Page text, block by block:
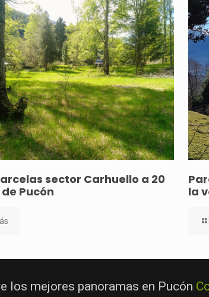
sector Carhuello a 20
Pucón
la
los mejores panoramas en Pucón